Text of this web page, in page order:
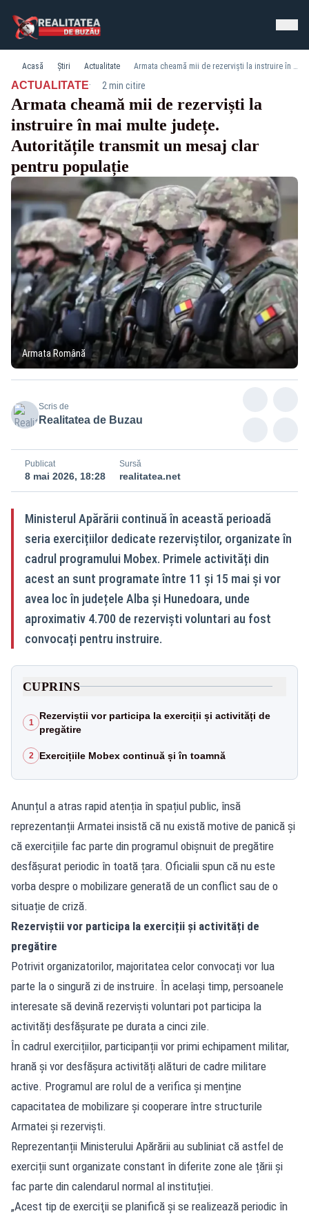
Acasă Știri Actualitate Armata cheamă mii de rezerviști la instruire în mai multe județe. Autoritățile transmit un mesaj clar pentru populație
ACTUALITATE· 2 min citire
Armata cheamă mii de rezerviști la
instruire în mai multe județe.
Autoritățile transmit un mesaj clar
pentru populație
Armata Română
Scris de
Realitatea de Buzau
Publicat
8 mai 2026, 18:28
Sursă
realitatea.net
Ministerul Apărării continuă în această perioadă
seria exercițiilor dedicate rezerviștilor, organizate în
cadrul programului Mobex. Primele activități din
acest an sunt programate între 11 și 15 mai și vor
avea loc în județele Alba și Hunedoara, unde
aproximativ 4.700 de rezerviști voluntari au fost
convocați pentru instruire.
CUPRINS
1
Rezerviștii vor participa la exerciții și activități de
pregătire
2 Exercițiile Mobex continuă și în toamnă
Anunțul a atras rapid atenția în spațiul public, însă
reprezentanții Armatei insistă că nu există motive de panică și
că exercițiile fac parte din programul obișnuit de pregătire
desfășurat periodic în toată țara. Oficialii spun că nu este
vorba despre o mobilizare generată de un conflict sau de o
situație de criză.
Rezerviștii vor participa la exerciții și activități de
pregătire
Potrivit organizatorilor, majoritatea celor convocați vor lua
parte la o singură zi de instruire. În același timp, persoanele
interesate să devină rezerviști voluntari pot participa la
activități desfășurate pe durata a cinci zile.
În cadrul exercițiilor, participanții vor primi echipament militar,
hrană și vor desfășura activități alături de cadre militare
active. Programul are rolul de a verifica și menține
capacitatea de mobilizare și cooperare între structurile
Armatei și rezerviști.
Reprezentanții Ministerului Apărării au subliniat că astfel de
exerciții sunt organizate constant în diferite zone ale țării și
fac parte din calendarul normal al instituției.
„Acest tip de exerciţii se planifică şi se realizează periodic în